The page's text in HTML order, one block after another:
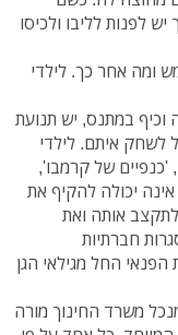
לפנות לליבו ולכיסו
ומה אחר כך. לילדי
וכיף במתנס, יש תנועת
לשחק איתם. לילדי
'כנפיים של קרמבו',
יכולה להקיף את
לתקצב אותה ואת
חברתיות
החל מגילאי הגן
משרד החינוך מורה